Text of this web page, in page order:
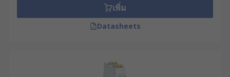
เพิ่ม
Datasheets